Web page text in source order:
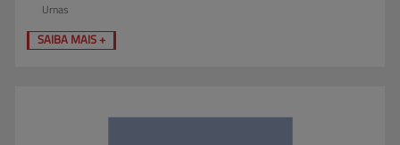
Urnas
SAIBA MAIS +